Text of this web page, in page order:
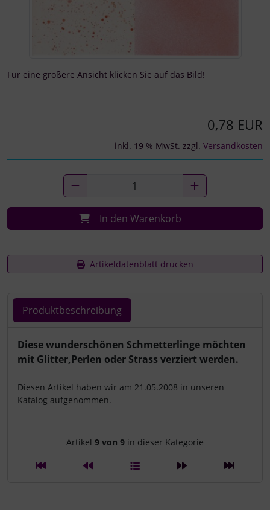
Für eine größere Ansicht klicken Sie auf das Bild!
0,78 EUR
inkl. 19 % MwSt. zzgl. Versandkosten
In den Warenkorb
Artikeldatenblatt drucken
Produktbeschreibung
Produktbeschreibung
Diese wunderschönen Schmetterlinge möchten
mit Glitter,Perlen oder Strass verziert werden.
Diesen Artikel haben wir am 21.05.2008 in unseren
Katalog aufgenommen.
Artikelnavigation innerhalb
Artikel 9 von 9 in dieser Kategorie